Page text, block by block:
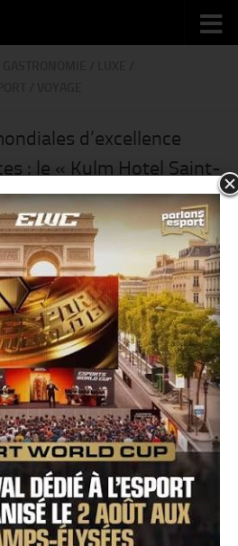
d’excellence
: le « Kulm Hotel Saint-
« Mauro Colagreco »
NOVEMBRE 2020· MIS À JOUR30
Moritz » accueillera cet hiver
Michelin au restaurant le K.